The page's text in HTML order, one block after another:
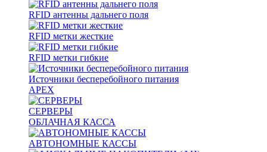
RFID антенны дальнего поля
RFID метки жесткие
RFID метки гибкие
Источники бесперебойного питания
APEX
СЕРВЕРЫ
ОБЛАЧНАЯ КАССА
АВТОНОМНЫЕ КАССЫ